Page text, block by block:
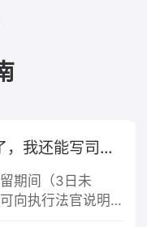
判断，并非任何
定、违规程度等
车的车损，会按
主要部分。
控线索、就医病
据；向交警提
尽观察、减速注
红灯是主要过
路口负有法定减
机动车承担次
认定。 3. 不要
题、提出退房的
3. 合同+缴费凭
考话术： 依
方违约，现正式
1000元没有合同
我将向住建部门
《中华人民共和
员因执行工作任
人单位承担侵
是否有过错是
，用人单位承担
也就是说，只
的过程中造成他
被执行人已经司法拘留三天了，我还能写司法拘留申请书吗
期间（3日未
向执行法官说明